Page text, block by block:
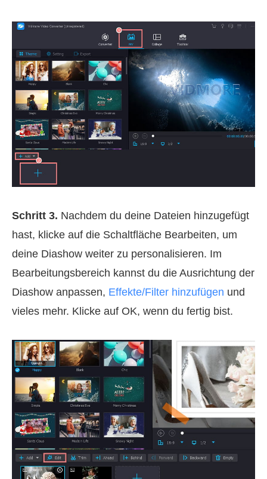
Schritt 3. Nachdem du deine Dateien hinzugefügt
hast, klicke auf die Schaltfläche Bearbeiten, um
deine Diashow weiter zu personalisieren. Im
Bearbeitungsbereich kannst du die Ausrichtung der
Diashow anpassen, Effekte/Filter hinzufügen und
vieles mehr. Klicke auf OK, wenn du fertig bist.